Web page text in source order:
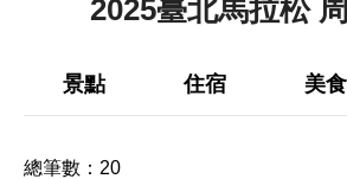
2025臺北馬拉松
景點 住宿 美食
總筆數： 20